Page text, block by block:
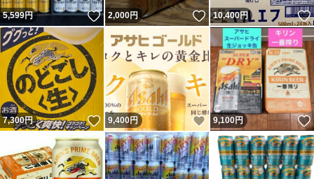
5,599円 いいね！
2,000円 いいね！
10,400円
7,300円 いいね！
9,400円 いいね！
9,100円